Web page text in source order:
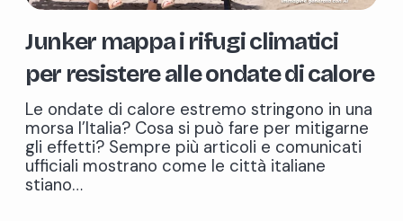
Junker mappa i rifugi climatici
per resistere alle ondate di calore
Le ondate di calore estremo stringono in una
morsa l’Italia? Cosa si può fare per mitigarne
gli effetti? Sempre più articoli e comunicati
ufficiali mostrano come le città italiane
stiano…